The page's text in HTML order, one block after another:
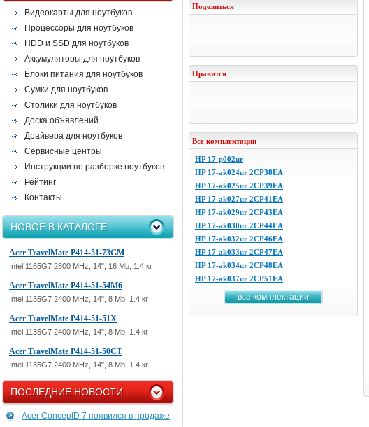
Видеокарты для ноутбуков
Процессоры для ноутбуков
HDD и SSD для ноутбуков
Аккумуляторы для ноутбуков
Блоки питания для ноутбуков
Сумки для ноутбуков
Столики для ноутбуков
Доска объявлений
Драйвера для ноутбуков
Сервисные центры
Инструкции по разборке ноутбуков
Рейтинг
Контакты
НОВОЕ В КАТАЛОГЕ
Acer TravelMate P414-51-73GM
Intel 1165G7 2800 MHz, 14", 16 Mb, 1.4 кг
Acer TravelMate P414-51-54M6
Intel 1135G7 2400 MHz, 14", 8 Mb, 1.4 кг
Acer TravelMate P414-51-51X
Intel 1135G7 2400 MHz, 14", 8 Mb, 1.4 кг
Acer TravelMate P414-51-50CT
Intel 1135G7 2400 MHz, 14", 8 Mb, 1.4 кг
ПОСЛЕДНИЕ НОВОСТИ
Acer ConceptD 7 появился в продаже
Поделиться
Нравится
Все комплектации
HP 17-p002ur
HP 17-ak024ur 2CP38EA
HP 17-ak025ur 2CP39EA
HP 17-ak027ur 2CP41EA
HP 17-ak029ur 2CP43EA
HP 17-ak030ur 2CP44EA
HP 17-ak032ur 2CP46EA
HP 17-ak033ur 2CP47EA
HP 17-ak034ur 2CP48EA
HP 17-ak037ur 2CP51EA
все комплектации